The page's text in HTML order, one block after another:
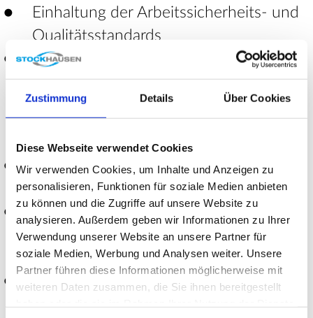
Zustimmung Details Über Cookies
Diese Webseite verwendet Cookies
Wir verwenden Cookies, um Inhalte und Anzeigen zu
personalisieren, Funktionen für soziale Medien anbieten
zu können und die Zugriffe auf unsere Website zu
analysieren. Außerdem geben wir Informationen zu Ihrer
Verwendung unserer Website an unsere Partner für
soziale Medien, Werbung und Analysen weiter. Unsere
Partner führen diese Informationen möglicherweise mit
weiteren Daten zusammen, die Sie ihnen bereitgestellt
Einhaltung der Arbeitssicherheits- und
Qualitätsstandards
Reguläre Ausbildungszeit beträgt 3,5
Jahre
ANFORDERUNGEN:
Fachoberschulreife/Mittlere Reife oder
höherer Schulabschluss
Interesse an technischen,
mathematischen und physikalischen
Zusammenhängen
Handwerkliches Geschick,
Fingerfertigkeit und Genauigkeit